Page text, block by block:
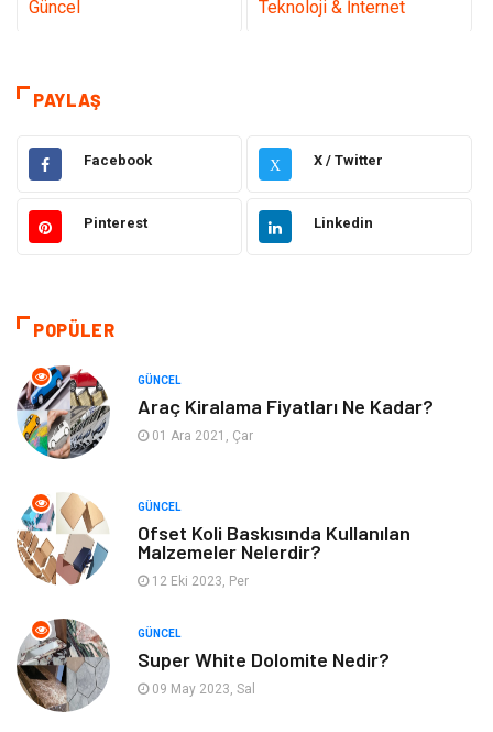
Güncel Teknoloji & İnternet
Elektrik & Elektronik Gıda
Güzellik & Bakım Otomotiv
Tatil
Bilgisayar & Yazılım Genel Kültür
Mobilya
Turizm
Plaka Tanıma Sistemleri
Aksesuar
Tarım & Hayvancılık
PAYLAŞ
Facebook X X / Twitter
Pinterest Linkedin
POPÜLER
GÜNCEL
Araç Kiralama Fiyatları Ne Kadar?
01 Ara 2021, Çar
GÜNCEL
Ofset Koli Baskısında Kullanılan
Malzemeler Nelerdir?
12 Eki 2023, Per
GÜNCEL
Super White Dolomite Nedir?
09 May 2023, Sal